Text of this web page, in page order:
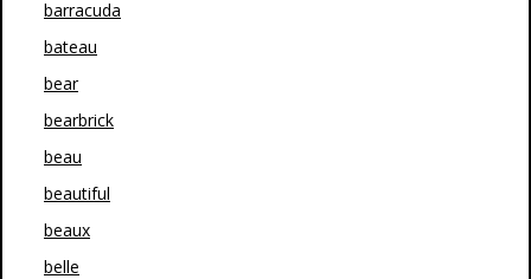
barracuda
bateau
bear
bearbrick
beau
beautiful
beaux
belle